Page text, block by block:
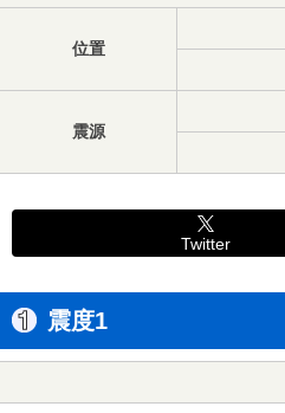
位置
震源
Twitter
震度1